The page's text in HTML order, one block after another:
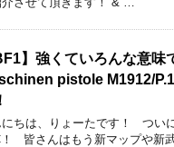
】強くていろんな意味
pistole M1912/
にちは、りょーたです！ つい
！ 皆さんはもう新マップや新